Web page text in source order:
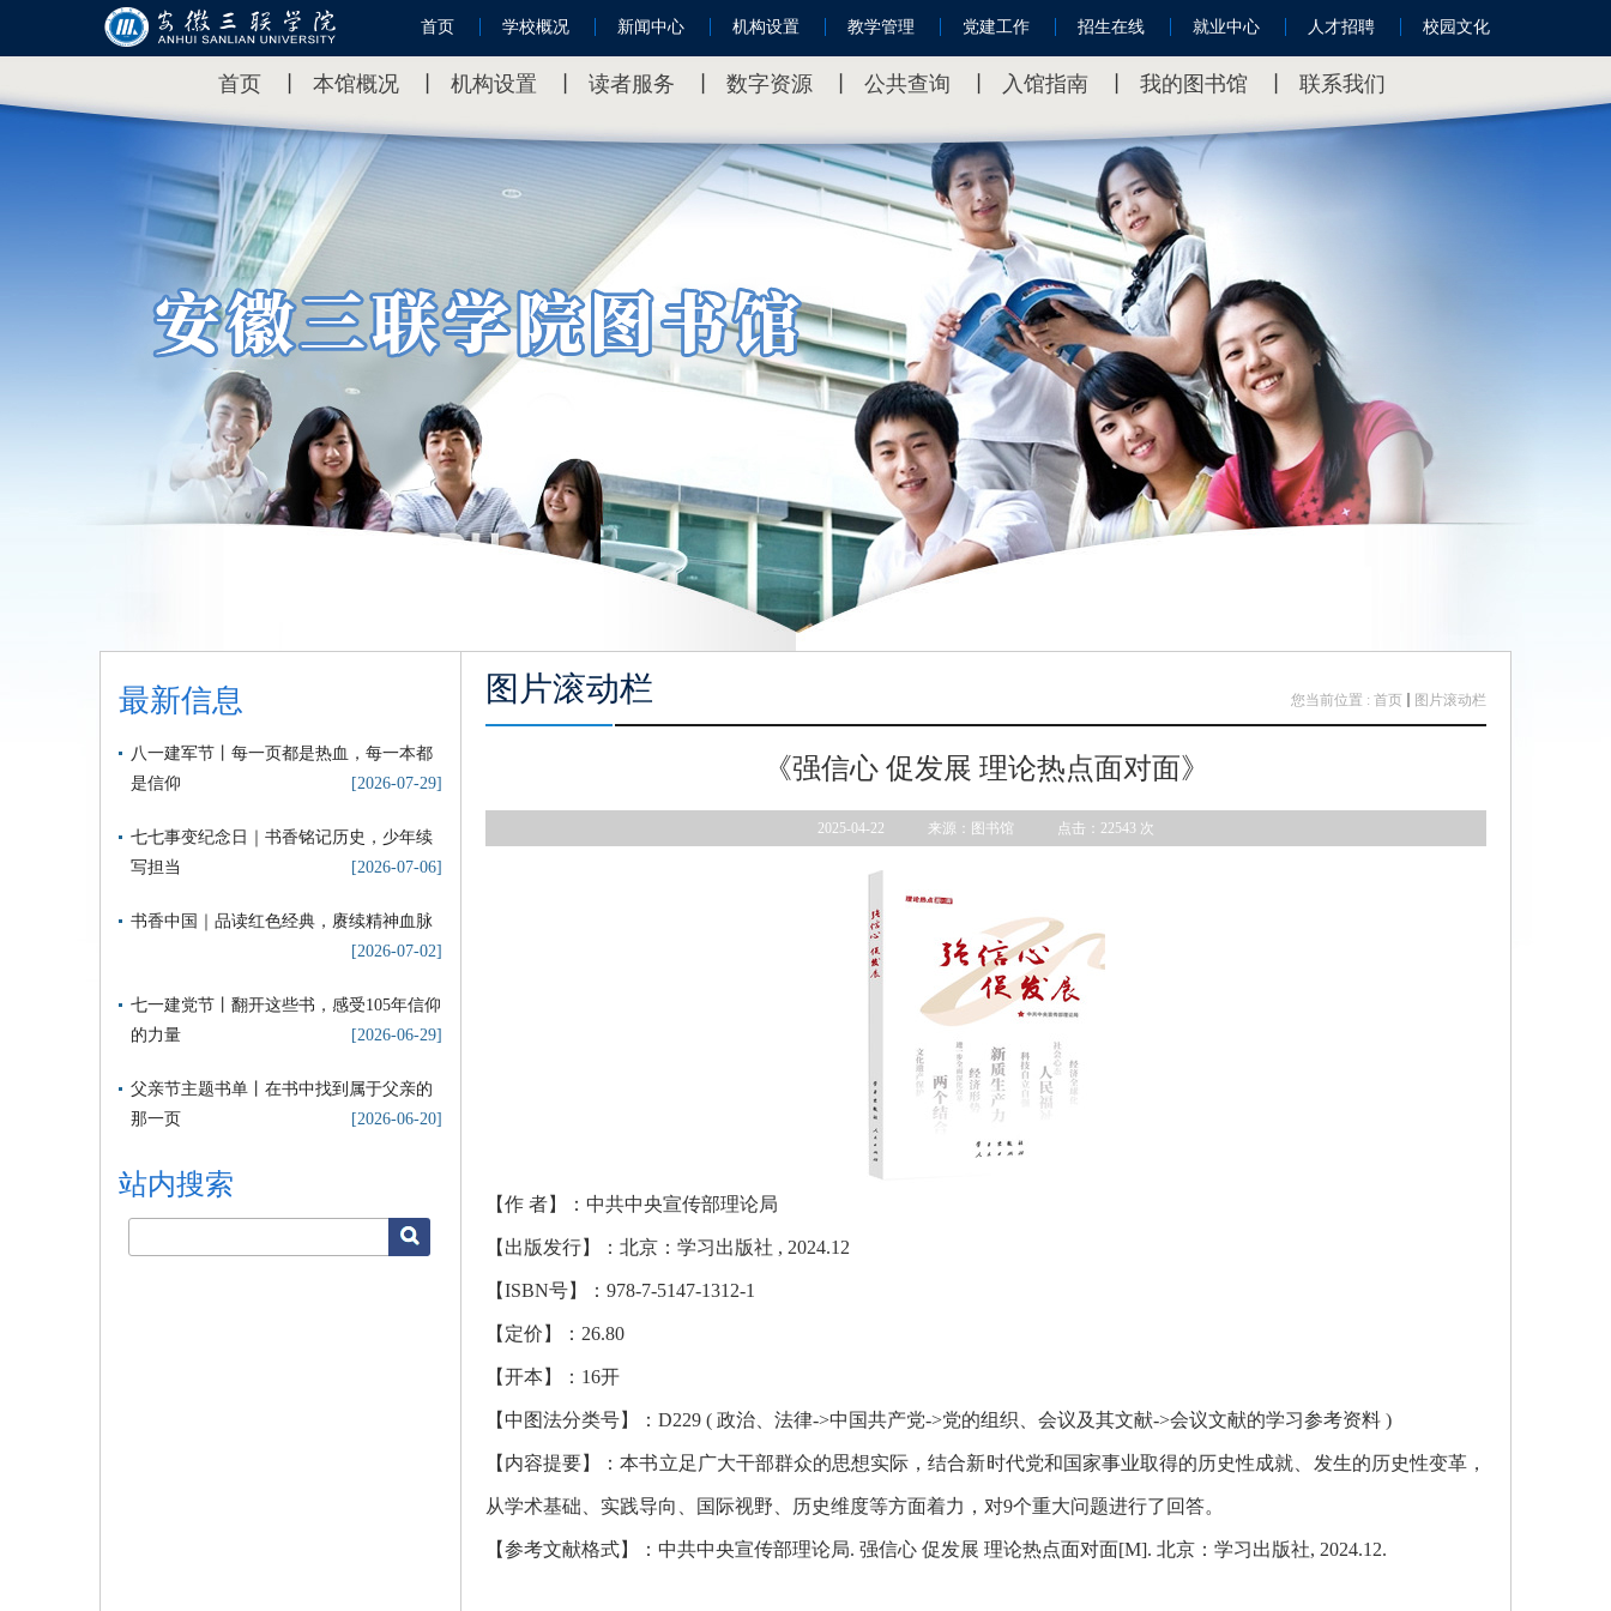
首页 学校概况 新闻中心 机构设置 教学管理 党建工作 招生在线 就业中心 人才招聘 校园文化
首页 本馆概况 机构设置 读者服务 数字资源 公共查询 入馆指南 我的图书馆 联系我们
最新信息
八一建军节丨每一页都是热血，每一本都
是信仰
[2026-07-29]
七七事变纪念日｜书香铭记历史，少年续
写担当
[2026-07-06]
书香中国｜品读红色经典，赓续精神血脉
[2026-07-02]
七一建党节丨翻开这些书，感受105年信仰
的力量
[2026-06-29]
父亲节主题书单丨在书中找到属于父亲的
那一页
[2026-06-20]
站内搜索
您当前位置 : 首页 图片滚动栏
图片滚动栏
《强信心 促发展 理论热点面对面》
2025-04-22 来源：图书馆 点击： 22543 次
【作 者】： 中共中央宣传部理论局
【 出版发行】： 北京：学习出版社 , 2024.12
【ISBN号】： 978-7-5147-1312-1
【 定价 】： 26.80
【开本 】： 16开
【 中图法分类号】： D229 ( 政治、法律->中国共产党->党的组织、会议及其文献->会议文献的学习参考资料 )
【 内容提要】：本书立足广大干部群众的思想实际，结合新时代党和国家事业取得的历史性成就、发生的历史性变革，
从学术基础、实践导向、国际视野、历史维度等方面着力，对9个重大问题进行了回答。
【参考文献格式】： 中共中央宣传部理论局. 强信心 促发展 理论热点面对面[M]. 北京：学习出版社, 2024.12.